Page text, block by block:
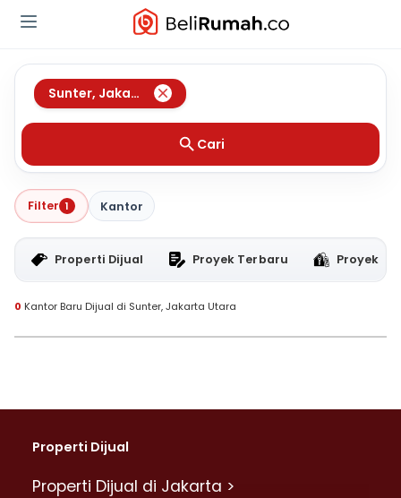
Sunter, Jakarta Utara
Cari
Filter 1 Kantor
Properti Dijual Proyek Terbaru Proyek
0 Kantor Baru Dijual di Sunter, Jakarta Utara
Properti Dijual
Properti Dijual di Jakarta >